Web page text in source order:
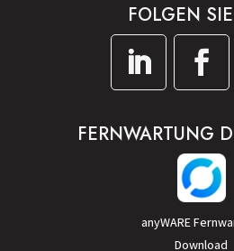
FOLGEN
FERNWARTUNG
anyWARE
Download